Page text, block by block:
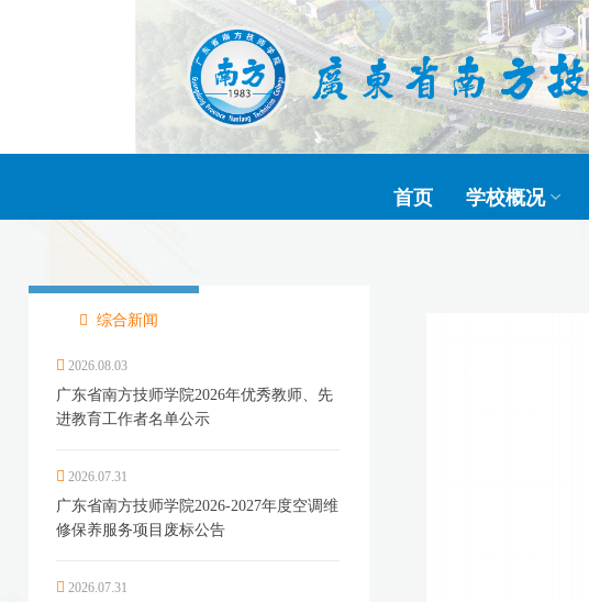
首页 学校概况
综合新闻
2026.08.03
广东省南方技师学院2026年优秀教师、先
进教育工作者名单公示
2026.07.31
广东省南方技师学院2026-2027年度空调维
修保养服务项目废标公告
2026.07.31